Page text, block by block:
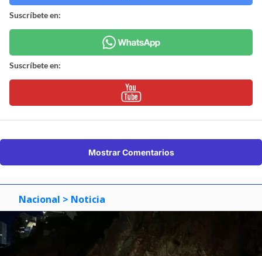
Suscríbete en:
Suscríbete en:
Mostrar Comentarios
Nacional > Noticia